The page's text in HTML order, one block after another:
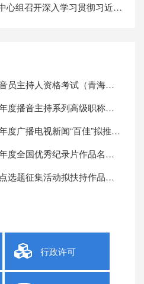
学习贯彻习近平党建思想集中学习研讨会
持人资格考试（青海考区）公告
主持系列高级职称评审结果公示
闻“百佳”拟推优作品（个人）名单公示
国优秀纪录片作品名单公示
征集活动拟扶持作品的公示
行政许可